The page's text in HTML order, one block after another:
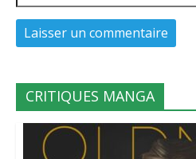
CRITIQUES MANGA